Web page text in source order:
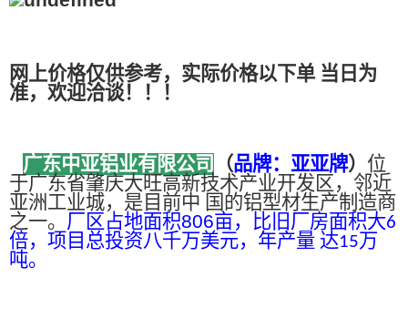
网上价格仅供参考，实际价格以下单 当日为
准，欢迎洽谈！！！
广东中亚铝业有限公司 （品牌：亚亚牌） 位
于广东省肇庆大旺高新技术产业开发区，邻近
亚洲工业城，是目前中 国的铝型材生产制造商
之一。 厂区占地面积806亩，比旧厂房面积大6
倍，项目总投资八千万美元，年产量 达15万
吨。